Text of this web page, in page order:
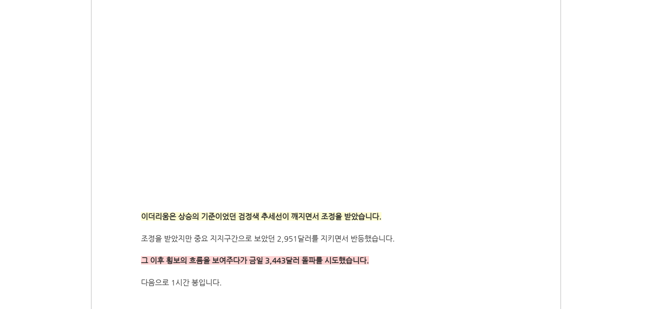
이더리움은 상승의 기준이었던 검정색 추세선이 깨지면서 조정을 받았습니다.
조정을 받았지만 중요 지지구간으로 보았던 2,951달러를 지키면서 반등했습니다.
그 이후 횡보의 흐름을 보여주다가 금일 3,443달러 돌파를 시도했습니다.
다음으로 1시간 봉입니다.